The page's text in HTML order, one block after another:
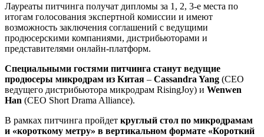
Лауреаты питчинга получат дипломы за 1, 2, 3-е места по
итогам голосования экспертной комиссии и имеют
возможность заключения соглашений с ведущими
продюсерскими компаниями, дистрибьюторами и
представителями онлайн-платформ.
Специальными гостями питчинга станут ведущие
продюсеры микродрам из Китая – Cassandra Yang (CEO
ведущего дистрибьютора микродрам RisingJoy) и Wenwen
Han (СЕО Short Drama Alliance).
В рамках питчинга пройдет круглый стол по микродрамам
и «короткому метру» в вертикальном формате «Короткий